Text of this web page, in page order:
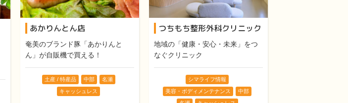
あかりんとん店
奄美のブランド豚「あかりんと
ん」が自販機で買える！
土産 / 特産品 中部
名瀬
キャッシュレス
つちもち整形外科クリニック
地域の「健康・安心・未来」をつ
なぐクリニック
シマライフ情報
美容・ボディメンテナンス
中部